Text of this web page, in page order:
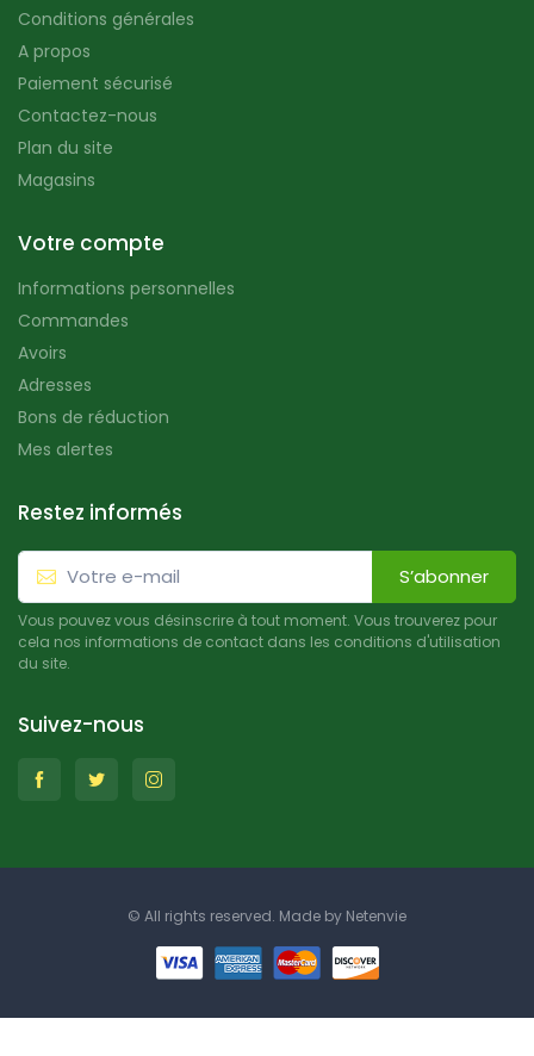
Conditions générales
A propos
Paiement sécurisé
Contactez-nous
Plan du site
Magasins
Votre compte
Informations personnelles
Commandes
Avoirs
Adresses
Bons de réduction
Mes alertes
Restez informés
S’abonner
Vous pouvez vous désinscrire à tout moment. Vous trouverez pour
cela nos informations de contact dans les conditions d'utilisation
du site.
Suivez-nous
© All rights reserved. Made by Netenvie